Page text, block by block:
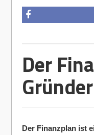
Der
Der Finanzplan ist